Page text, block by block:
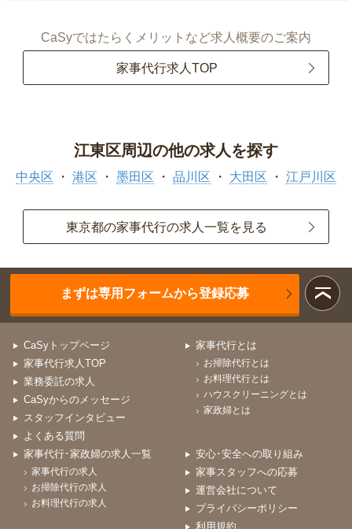
CaSyではたらくメリットなど求人概要のご案内
家事代行求人TOP
江東区周辺の他の求人を探す
中央区 港区 墨田区 品川区 大田区 江戸川区
東京都の家事代行の求人一覧を見る
まずは専用フォームから登録応募
CaSyトップページ
家事代行求人TOP
業務委託の求人
CaSyからのメッセージ
スタッフインタビュー
よくある質問
家事代行とは
お掃除代行とは
お料理代行とは
ハウスクリーニングとは
家政婦とは
家事代行･家政婦の求人一覧
家事代行の求人
お掃除代行の求人
お料理代行の求人
安心･安全への取り組み
家事スタッフへの応募
運営会社について
プライバシーポリシー
利用規約